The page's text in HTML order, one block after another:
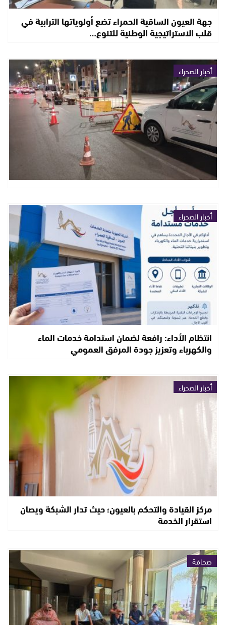
جهة العيون الساقية الحمراء تضع أولوياتها الترابية في
قلب الاستراتيجية الوطنية للتنوع…
أخبار الصحراء
أخبار الصحراء
انتظام الأداء: رافعة لضمان استدامة خدمات الماء
والكهرباء وتعزيز جودة المرفق العمومي
أخبار الصحراء
مركز القيادة والتحكم بالعيون؛ حيث تدار الشبكة ويصان
استقرار الخدمة
صحافة